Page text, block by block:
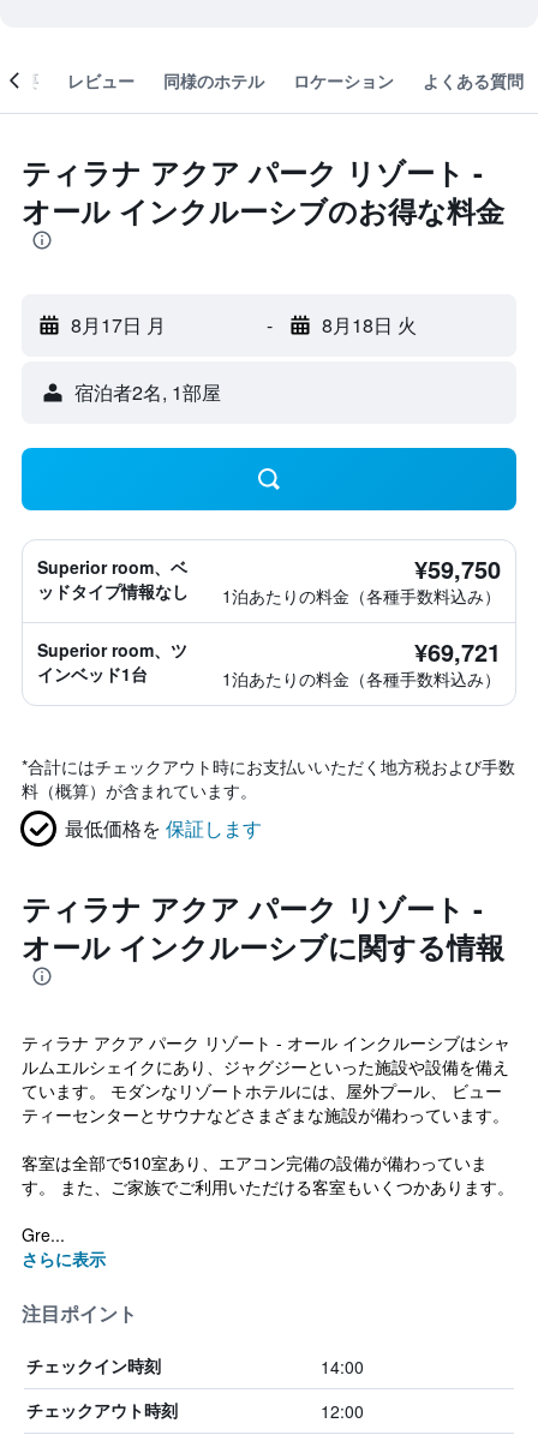
概要 レビュー 同様のホテル ロケーション よくある質問
ティラナ アクア パーク リゾート -
オール インクルーシブのお得な料金
8月17日 月 - 8月18日 火
宿泊者2名, 1​部屋
Superior room、ベ
ッドタイプ情報なし
¥59,750
1泊あたりの料金（各種手数料込み）
Superior room、ツ
インベッド1台
¥69,721
1泊あたりの料金（各種手数料込み）
*合計にはチェックアウト時にお支払いいただく地方税および手数
料（概算）が含まれています。
最低価格を 保証します
ティラナ アクア パーク リゾート -
オール インクルーシブに関する情報
ティラナ アクア パーク リゾート - オール インクルーシブはシャ
ルムエルシェイクにあり、ジャグジーといった施設や設備を備え
ています。 モダンなリゾートホテルには、屋外プール、 ビュー
ティーセンターとサウナなどさまざまな施設が備わっています。
客室は全部で510室あり、エアコン完備の設備が備わっていま
す。 また、ご家族でご利用いただける客室もいくつかあります。
Gre...
さらに表示
注目ポイント
チェックイン時刻 14:00
チェックアウト時刻 12:00